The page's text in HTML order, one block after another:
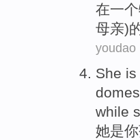
在一个
母亲)
youdao
She is
while
她是你